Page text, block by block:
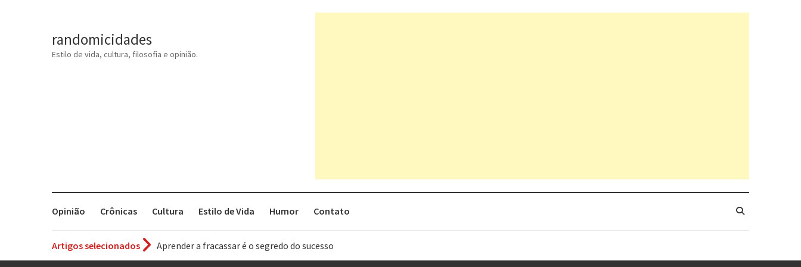
randomicidades
Estilo de vida, cultura, filosofia e opinião.
Opinião Crônicas Cultura Estilo de Vida Humor Contato
Artigos selecionados
Aprender a fracassar é o segredo do sucesso